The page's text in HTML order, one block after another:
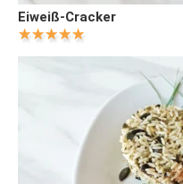
Eiweiß-Cracker